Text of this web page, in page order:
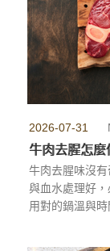
2026-07-31
牛肉去腥怎麼
牛肉去腥味沒
與血水處理好
用對的鍋溫與